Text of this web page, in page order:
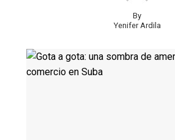
By
Yenifer Ardila